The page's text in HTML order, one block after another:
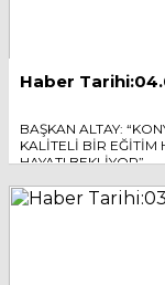
Haber
BAŞKAN ALTAY:
KALİTELİ BİR EĞİTİM
HAYATI BEKLİYOR”